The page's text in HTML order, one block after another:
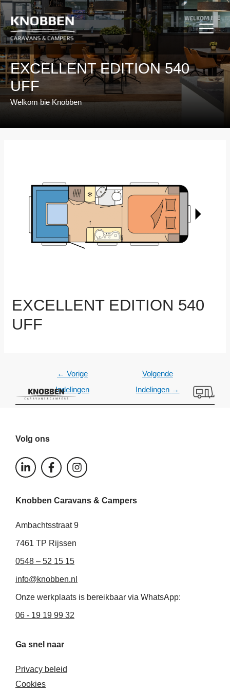
Ga
naar
de
inhoud
EXCELLENT EDITION 540
UFF
Welkom bie Knobben
EXCELLENT EDITION 540
UFF
← Vorige
Indelingen
Volgende
Indelingen →
Volg ons
L
i
e
i
-
n
F
a
b
o
-
I
n
a
r
Knobben Caravans & Campers
Ambachtsstraat 9
7461 TP Rijssen
0548 – 52 15 15
info@knobben.nl
Onze werkplaats is bereikbaar via WhatsApp:
06 - 19 19 99 32
Ga snel naar
Privacy beleid
Cookies